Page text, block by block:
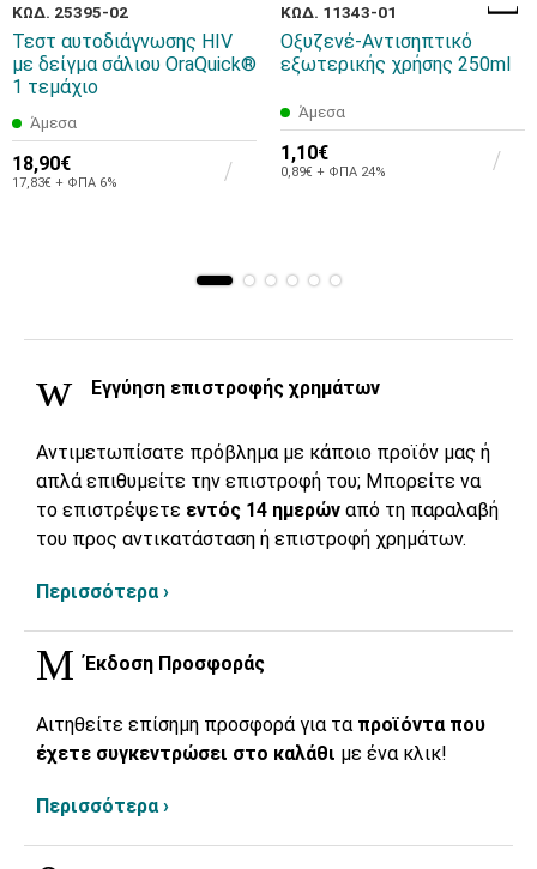
ΚΩΔ. 25395-02
Τεστ αυτοδιάγνωσης HIV
με δείγμα σάλιου OraQuick®
1 τεμάχιο
Άμεσα
18,90€
17,83€ + ΦΠΑ 6%
ΚΩΔ. 11343-01
Οξυζενέ-Αντισηπτικό
εξωτερικής χρήσης 250ml
Άμεσα
1,10€
0,89€ + ΦΠΑ 24%
Εγγύηση επιστροφής χρημάτων
Αντιμετωπίσατε πρόβλημα με κάποιο προϊόν μας ή
απλά επιθυμείτε την επιστροφή του; Μπορείτε να
το επιστρέψετε εντός 14 ημερών από τη παραλαβή
του προς αντικατάσταση ή επιστροφή χρημάτων.
Περισσότερα ›
Έκδοση Προσφοράς
Αιτηθείτε επίσημη προσφορά για τα προϊόντα που
έχετε συγκεντρώσει στο καλάθι με ένα κλικ!
Περισσότερα ›